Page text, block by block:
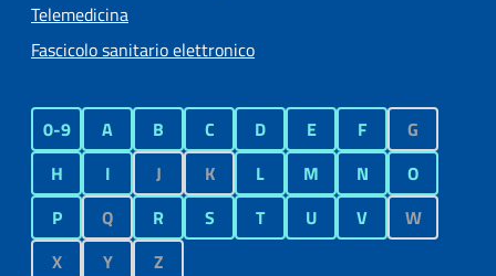
Telemedicina
Fascicolo sanitario elettronico
0-9 A B C D E F
G
H
I J K L M N
O
P
Q R S T U V
W
X
Y Z